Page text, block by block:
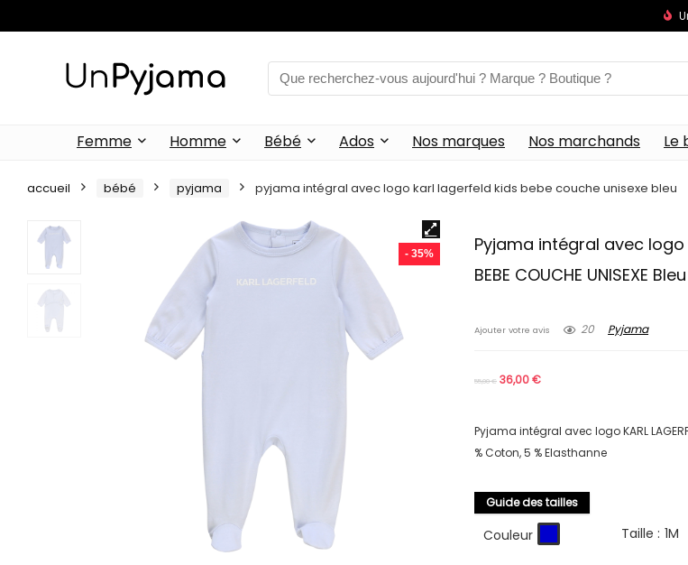
Femme Homme Bébé Ados Nos marques Nos marchands Le
accueil bébé pyjama pyjama intégral avec logo karl lagerfeld kids bebe couche unisexe bleu
- 35%
Pyjama intégral avec logo
BEBE COUCHE UNISEXE Bleu
Ajouter votre avis 20 Pyjama
55,00€ 36,00€
Pyjama intégral avec logo KARL
% Coton, 5 % Elasthanne
Guide des tailles
Couleur Taille : 1M